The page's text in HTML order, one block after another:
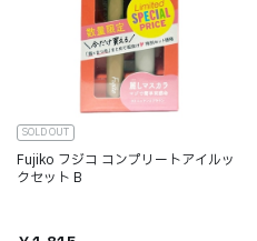
SOLD OUT
Fujiko フジコ コンプリートアイルッ
クセット B